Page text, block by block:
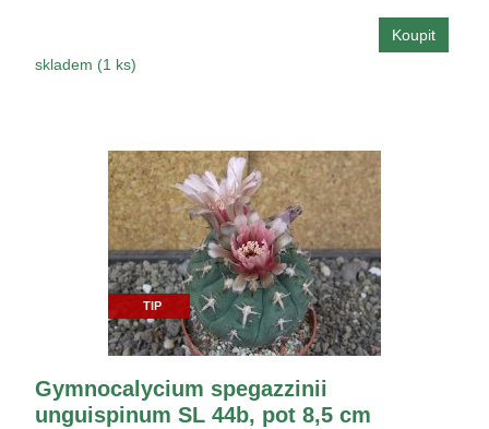
skladem (1 ks)
TIP
Gymnocalycium spegazzinii
unguispinum SL 44b, pot 8,5 cm